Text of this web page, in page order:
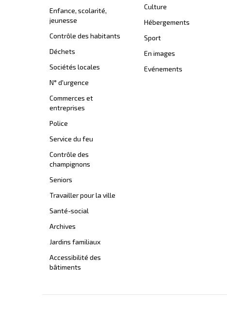
Enfance, scolarité,
jeunesse
Contrôle des habitants
Déchets
Sociétés locales
N° d'urgence
Commerces et
entreprises
Police
Service du feu
Contrôle des
champignons
Seniors
Travailler pour la ville
Santé-social
Archives
Jardins familiaux
Accessibilité des
bâtiments
Culture
Hébergements
Sport
En images
Evénements